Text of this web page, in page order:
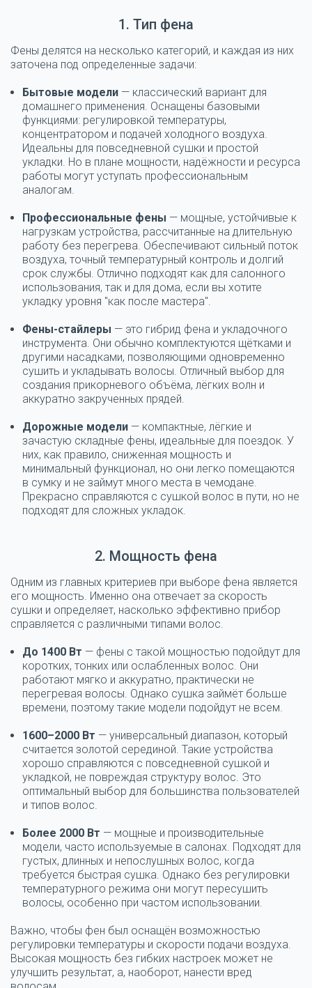
1. Тип фена
Фены делятся на несколько категорий, и каждая из них
заточена под определенные задачи:
Бытовые модели — классический вариант для
домашнего применения. Оснащены базовыми
функциями: регулировкой температуры,
концентратором и подачей холодного воздуха.
Идеальны для повседневной сушки и простой
укладки. Но в плане мощности, надёжности и ресурса
работы могут уступать профессиональным
аналогам.
Профессиональные фены — мощные, устойчивые к
нагрузкам устройства, рассчитанные на длительную
работу без перегрева. Обеспечивают сильный поток
воздуха, точный температурный контроль и долгий
срок службы. Отлично подходят как для салонного
использования, так и для дома, если вы хотите
укладку уровня "как после мастера".
Фены-стайлеры — это гибрид фена и укладочного
инструмента. Они обычно комплектуются щётками и
другими насадками, позволяющими одновременно
сушить и укладывать волосы. Отличный выбор для
создания прикорневого объёма, лёгких волн и
аккуратно закрученных прядей.
Дорожные модели — компактные, лёгкие и
зачастую складные фены, идеальные для поездок. У
них, как правило, сниженная мощность и
минимальный функционал, но они легко помещаются
в сумку и не займут много места в чемодане.
Прекрасно справляются с сушкой волос в пути, но не
подходят для сложных укладок.
2. Мощность фена
Одним из главных критериев при выборе фена является
его мощность. Именно она отвечает за скорость
сушки и определяет, насколько эффективно прибор
справляется с различными типами волос.
До 1400 Вт — фены с такой мощностью подойдут для
коротких, тонких или ослабленных волос. Они
работают мягко и аккуратно, практически не
перегревая волосы. Однако сушка займёт больше
времени, поэтому такие модели подойдут не всем.
1600–2000 Вт — универсальный диапазон, который
считается золотой серединой. Такие устройства
хорошо справляются с повседневной сушкой и
укладкой, не повреждая структуру волос. Это
оптимальный выбор для большинства пользователей
и типов волос.
Более 2000 Вт — мощные и производительные
модели, часто используемые в салонах. Подходят для
густых, длинных и непослушных волос, когда
требуется быстрая сушка. Однако без регулировки
температурного режима они могут пересушить
волосы, особенно при частом использовании.
Важно, чтобы фен был оснащён возможностью
регулировки температуры и скорости подачи воздуха.
Высокая мощность без гибких настроек может не
улучшить результат, а, наоборот, нанести вред